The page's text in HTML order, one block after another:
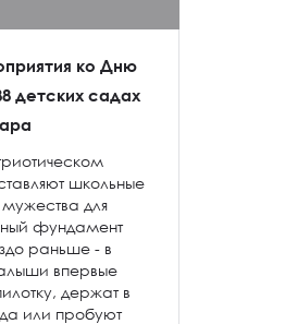
ко Дню
детских садах
школьные
для
фундамент
раньше - в
впервые
держат в
или пробуют